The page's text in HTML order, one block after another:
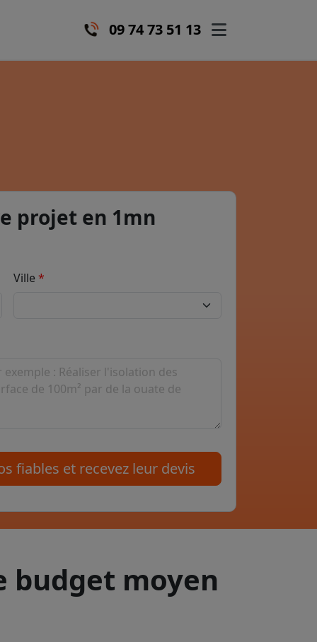
09 74 73 51 13
projet en 1mn
Ville
fiables et recevez leur devis
budget moyen